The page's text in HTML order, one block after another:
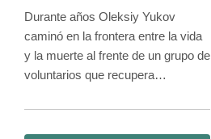
vida a rescatar a los
muertos
Durante años Oleksiy Yukov
caminó en la frontera entre la vida
y la muerte al frente de un grupo de
voluntarios que recupera
peligrosas del frente de Ucrania.